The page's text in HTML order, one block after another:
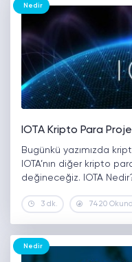
Nedir
IOTA Kripto Para
Bugünkü yazımızda
IOTA’nın diğer kripto
değineceğiz. IOTA
sorulmaktadır. IOTA ne
3 dk. 7420
Nedir